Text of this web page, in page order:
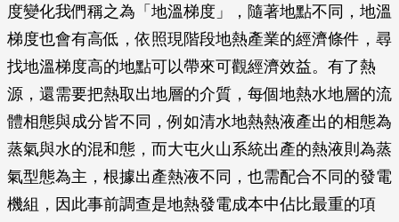
度變化我們稱之為「地溫梯度」，隨著地點不同，地溫
梯度也會有高低，依照現階段地熱產業的經濟條件，尋
找地溫梯度高的地點可以帶來可觀經濟效益。有了熱
源，還需要把熱取出地層的介質，每個地熱水地層的流
體相態與成分皆不同，例如清水地熱熱液產出的相態為
蒸氣與水的混和態，而大屯火山系統出產的熱液則為蒸
氣型態為主，根據出產熱液不同，也需配合不同的發電
機組，因此事前調查是地熱發電成本中佔比最重的項